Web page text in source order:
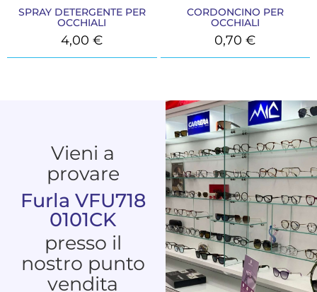
SPRAY DETERGENTE PER
OCCHIALI
4,00€
CORDONCINO PER
OCCHIALI
0,70€
Vieni a
provare
Furla VFU718
0101CK
presso il
nostro punto
vendita